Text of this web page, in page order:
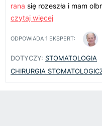
rana się rozeszła i mam
czytaj więcej
ODPOWIADA 1 EKSPERT:
DOTYCZY: STOMATOLOGIA
CHIRURGIA